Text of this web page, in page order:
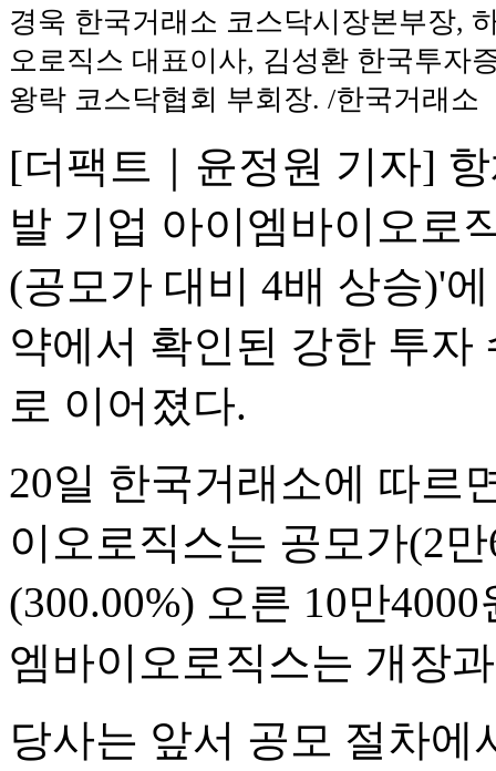
경욱 한국거래소 코스닥시장본부장,
오로직스 대표이사, 김성환 한국투자
왕락 코스닥협회 부회장. /한국거래소
[더팩트｜윤정원 기자]
발 기업 아이엠바이오로
(공모가 대비 4배 상승)'
약에서 확인된 강한 투자
로 이어졌다.
20일 한국거래소에 따르
이오로직스는 공모가(2
(300.00%) 오른 10만
엠바이오로직스는 개장
당사는 앞서 공모 절차에